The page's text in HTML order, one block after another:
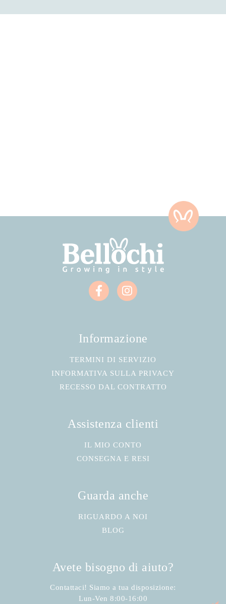
Informazione
TERMINI DI SERVIZIO
INFORMATIVA SULLA PRIVACY
RECESSO DAL CONTRATTO
Assistenza clienti
IL MIO CONTO
CONSEGNA E RESI
Guarda anche
RIGUARDO A NOI
BLOG
Avete bisogno di aiuto?
Contattaci! Siamo a tua disposizione:
Lun-Ven 8:00-16:00